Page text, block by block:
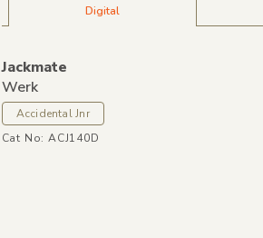
Digital
Jackmate
Werk
Accidental Jnr
Cat No: ACJ140D